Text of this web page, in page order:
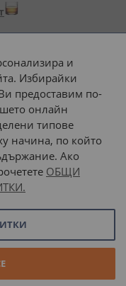
с:
транспорт
Stenik
и
Избирайки
предоставим по-
онлайн
типове
начина, по който
Ако
ОБЩИ